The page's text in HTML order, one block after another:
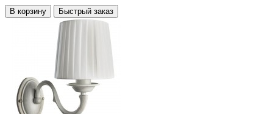
В корзину Быстрый заказ